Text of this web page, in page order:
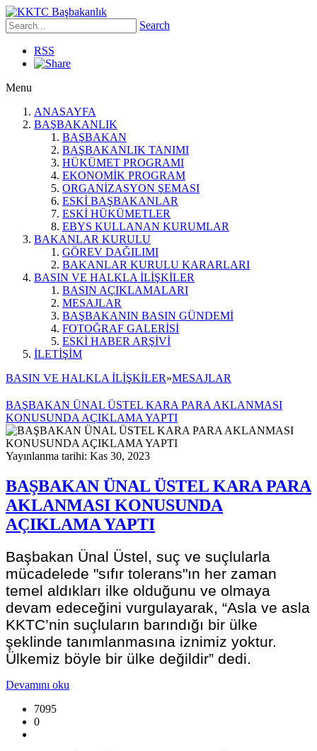
Search
RSS
Menu
ANASAYFA
BAŞBAKANLIK
BAŞBAKAN
BAŞBAKANLIK TANIMI
HÜKÜMET PROGRAMI
EKONOMİK PROGRAM
ORGANİZASYON ŞEMASI
ESKİ BAŞBAKANLAR
ESKİ HÜKÜMETLER
EBYS KULLANAN KURUMLAR
BAKANLAR KURULU
GÖREV DAĞILIMI
BAKANLAR KURULU KARARLARI
BASIN VE HALKLA İLİŞKİLER
BASIN AÇIKLAMALARI
MESAJLAR
BAŞBAKANIN BASIN GÜNDEMİ
FOTOĞRAF GALERİSİ
ESKİ HABER ARŞİVİ
İLETİŞİM
BASIN VE HALKLA İLİŞKİLER»MESAJLAR
BAŞBAKAN ÜNAL ÜSTEL KARA PARA AKLANMASI
KONUSUNDA AÇIKLAMA YAPTI
Yayınlanma tarihi: Kas 30, 2023
BAŞBAKAN ÜNAL ÜSTEL KARA PARA
AKLANMASI KONUSUNDA
AÇIKLAMA YAPTI
Başbakan Ünal Üstel, suç ve suçlularla
mücadelede "sıfır tolerans"ın her zaman
temel aldıkları ilke olduğunu ve olmaya
devam edeceğini vurgulayarak, “Asla ve asla
KKTC’nin suçluların barındığı bir ülke
şeklinde tanımlanmasına iznimiz yoktur.
Ülkemiz böyle bir ülke değildir” dedi.
Devamını oku
7095
0